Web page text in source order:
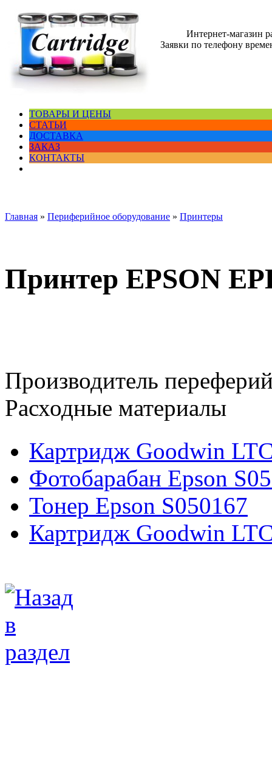
Интернет-магазин
Заявки по телефону
ТОВАРЫ И ЦЕНЫ
СТАТЬИ
ДОСТАВКА
ЗАКАЗ
КОНТАКТЫ
Главная » Периферийное оборудование » Принтеры
Принтер EPSON
Производитель
Расходные материалы
Картридж Goodwin
Фотобарабан Epson
Тонер Epson S050167
Картридж Goodwin